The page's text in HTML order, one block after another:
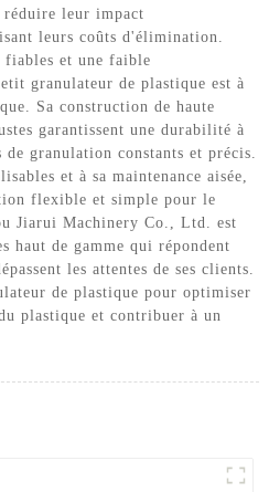
réduire leur impact
leurs coûts d'élimination.
fiables et une faible
granulateur de plastique est à
Sa construction de haute
garantissent une durabilité à
granulation constants et précis.
et à sa maintenance aisée,
flexible et simple pour le
Jiarui Machinery Co., Ltd. est
haut de gamme qui répondent
les attentes de ses clients.
de plastique pour optimiser
plastique et contribuer à un